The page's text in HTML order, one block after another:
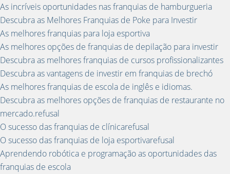
As incríveis oportunidades nas franquias de hamburgueria
Descubra as Melhores Franquias de Poke para Investir
As melhores franquias para loja esportiva
As melhores opções de franquias de depilação para investir
Descubra as melhores franquias de cursos profissionalizantes
Descubra as vantagens de investir em franquias de brechó
As melhores franquias de escola de inglês e idiomas.
Descubra as melhores opções de franquias de restaurante no
mercado.refusal
O sucesso das franquias de clínicarefusal
O sucesso das franquias de loja esportivarefusal
Aprendendo robótica e programação as oportunidades das
franquias de escola